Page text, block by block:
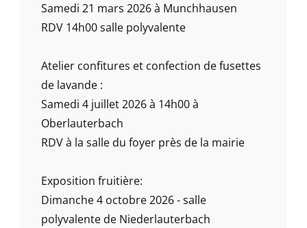
Samedi 21 mars 2026 à Munchhausen
RDV 14h00 salle polyvalente
Atelier confitures et confection de fusettes
de lavande :
Samedi 4 juillet 2026 à 14h00 à
Oberlauterbach
RDV à la salle du foyer près de la mairie
Exposition fruitière:
Dimanche 4 octobre 2026 - salle
polyvalente de Niederlauterbach